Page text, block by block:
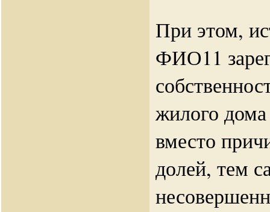
При этом,
ФИО11
жилого дома
вместо
долей, тем